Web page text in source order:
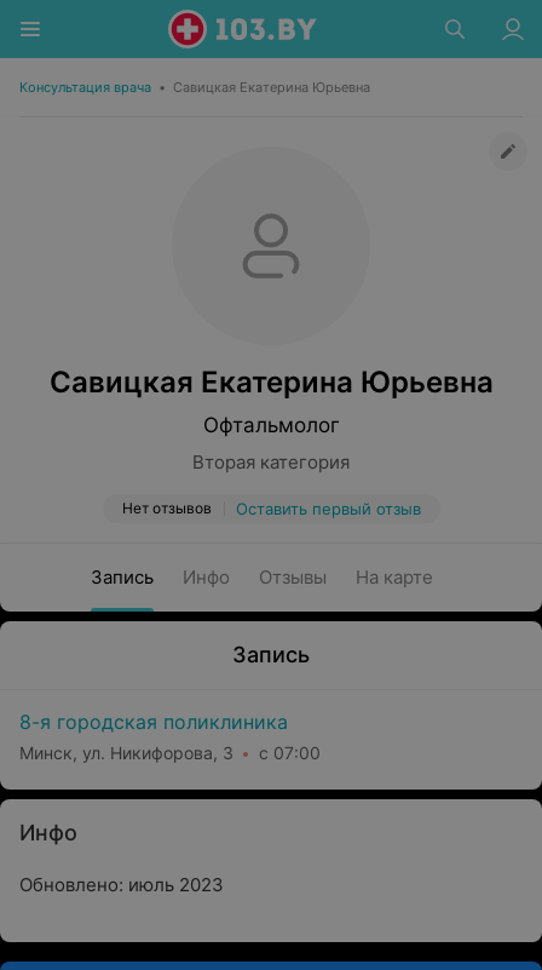
Консультация врача • Савицкая Екатерина Юрьевна
Савицкая Екатерина Юрьевна
Офтальмолог
Вторая категория
Нет отзывов Оставить первый отзыв
Запись Инфо Отзывы На карте
Запись
8-я городская поликлиника
Минск, ул. Никифорова, 3 с 07:00
Инфо
Обновлено: июль 2023